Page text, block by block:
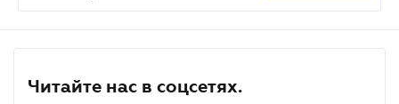
Читайте нас в соцсетях.